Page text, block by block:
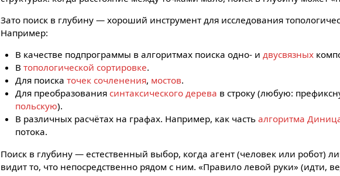
Зато поиск в глубину — хороший инструмент для исследования
Например:
В качестве подпрограммы в алгоритмах поиска одно- и двусвязных
В топологической сортировке.
Для поиска точек сочленения, мостов.
Для преобразования синтаксического дерева в строку (любую:
польскую).
В различных расчётах на графах. Например, как часть алгоритма
потока.
Поиск в глубину — естественный выбор, когда агент (человек или робот)
видит то, что непосредственно рядом с ним. «Правило левой руки» (идти,